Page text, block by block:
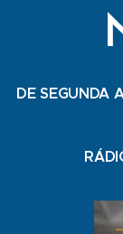
DE SEGUNDA